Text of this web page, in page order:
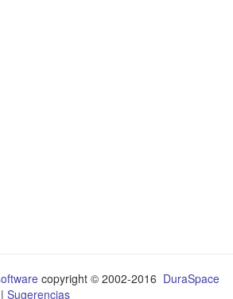
copyright © 2002-2016 DuraSpace
| Sugerencias